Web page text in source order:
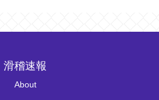
滑稽速報
About